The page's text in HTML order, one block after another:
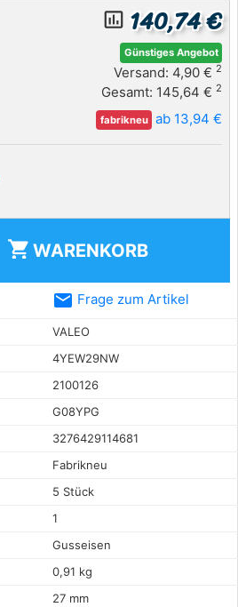
insert_chart_outlined 140,74 €
Günstiges Angebot
Versand: 4,90 € 2
Gesamt: 145,64 € 2
fabrikneu ab 13,94 €
shopping_cart WARENKORB
email Frage zum Artikel
VALEO
4YEW29NW
2100126
G08YPG
3276429114681
Fabrikneu
5 Stück
1
Gusseisen
0,91 kg
27 mm